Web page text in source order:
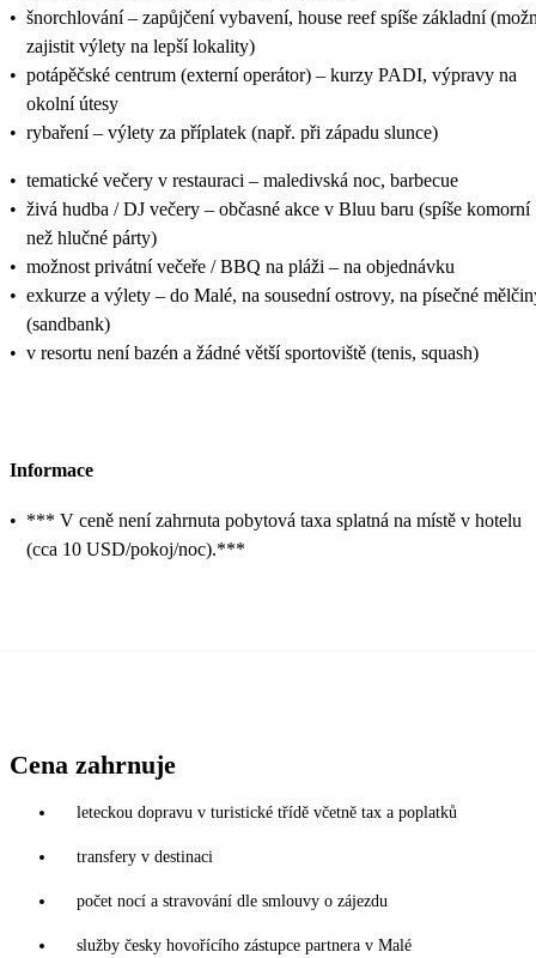
• šnorchlování – zapůjčení vybavení, house reef spíše základní
zajistit výlety na lepší lokality)
• potápěčské centrum (externí operátor) – kurzy PADI, výpravy na
okolní útesy
• rybaření – výlety za příplatek (např. při západu slunce)
• tematické večery v restauraci – maledivská noc, barbecue
• živá hudba / DJ večery – občasné akce v Bluu baru (spíše komorní
než hlučné párty)
• možnost privátní večeře / BBQ na pláži – na objednávku
• exkurze a výlety – do Malé, na sousední ostrovy, na písečné
(sandbank)
• v resortu není bazén a žádné větší sportoviště (tenis, squash)
Informace
• *** V ceně není zahrnuta pobytová taxa splatná na místě v hotelu
(cca 10 USD/pokoj/noc).***
Cena zahrnuje
leteckou dopravu v turistické třídě včetně tax a poplatků
transfery v destinaci
počet nocí a stravování dle smlouvy o zájezdu
služby česky hovořícího zástupce partnera v Malé